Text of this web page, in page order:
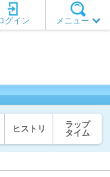
メニュー
グイン
ヒストリ
ラップ
タイム